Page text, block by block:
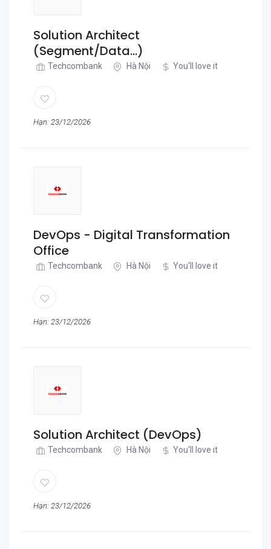
Solution Architect
(Segment/Data...)
Techcombank Hà Nội You'll love it
Hạn: 23/12/2026
DevOps - Digital Transformation
Office
Techcombank Hà Nội You'll love it
Hạn: 23/12/2026
Solution Architect (DevOps)
Techcombank Hà Nội You'll love it
Hạn: 23/12/2026